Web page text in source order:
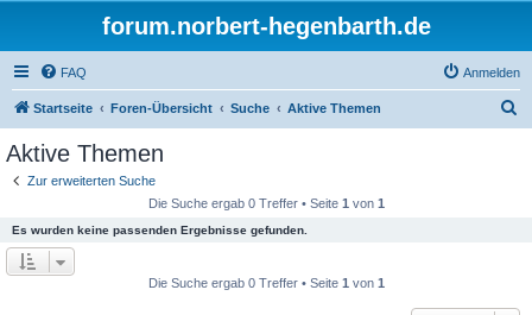
forum.norbert-hegenbarth.de
FAQ Anmelden
Startseite Foren-Übersicht Suche Aktive Themen
Aktive Themen
Zur erweiterten Suche
Die Suche ergab 0 Treffer • Seite 1 von 1
Es wurden keine passenden Ergebnisse gefunden.
Die Suche ergab 0 Treffer • Seite 1 von 1